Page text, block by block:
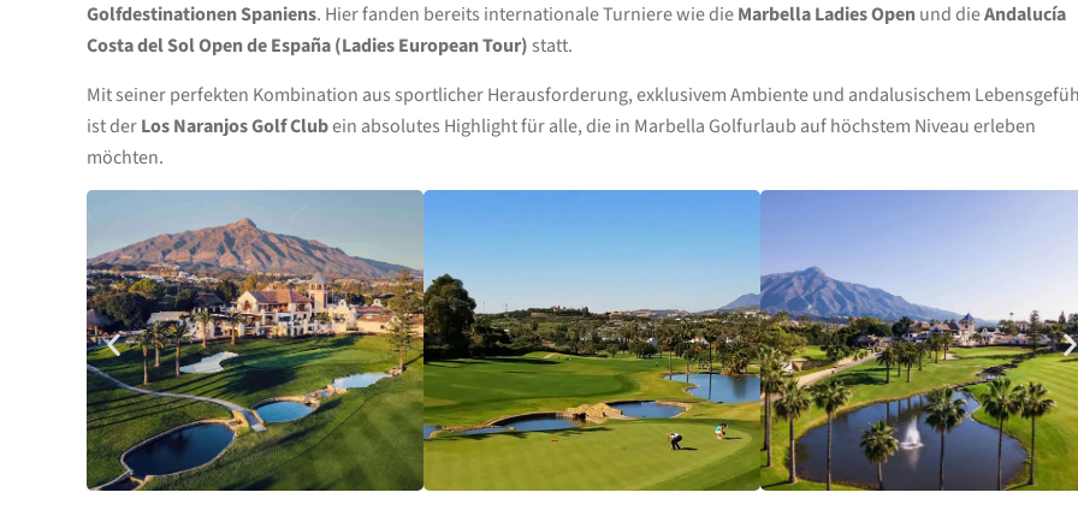
Golfdestinationen Spaniens. Hier fanden bereits internationale Turniere wie dieMarbella Ladies Openund dieAndalucía
Costa del Sol Open de España (Ladies European Tour) statt.
Mit seiner perfekten Kombination aus sportlicher Herausforderung, exklusivem Ambiente und andalusischem
ist derLos Naranjos Golf Clubein absolutes Highlight für alle, die in Marbella Golfurlaub auf höchstem Niveau erleben
möchten.